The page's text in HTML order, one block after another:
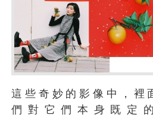
這些奇妙的影像中，裡
們對它們本身既定